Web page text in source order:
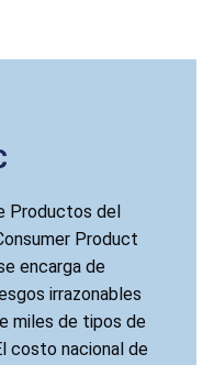
Productos del
Product
encarga de
irrazonables
miles de tipos de
costo nacional de